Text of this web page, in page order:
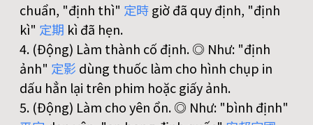
chuẩn, "định thì" 定時giờ đã quy định, "định
kì" 定期 kì đã hẹn.
4. (Động) Làm thành cố định. ◎ Như: "định
ảnh" 定影 dùng thuốc làm cho hình chụp in
dấu hẳn lại trên phim hoặc giấy ảnh.
5. (Động) Làm cho yên ổn. ◎ Như: "bình định"